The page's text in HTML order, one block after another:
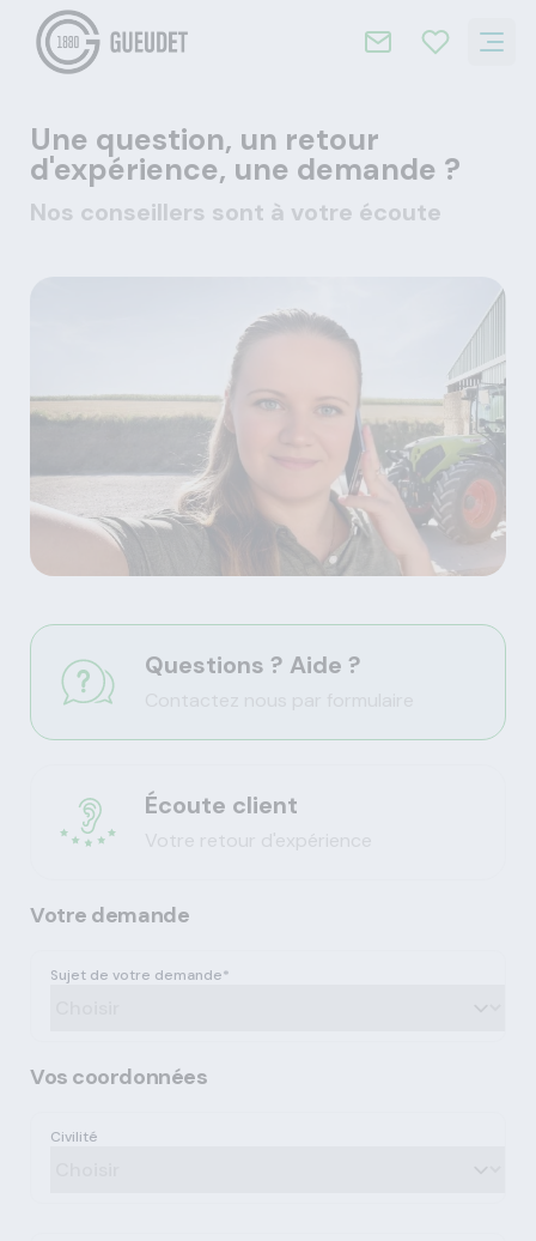
Une question, un retour
d'expérience, une demande ?
Nos conseillers sont à votre écoute
Questions ? Aide ?
Écoute client
Votre demande
Sujet de votre demande*
Vos coordonnées
Civilité